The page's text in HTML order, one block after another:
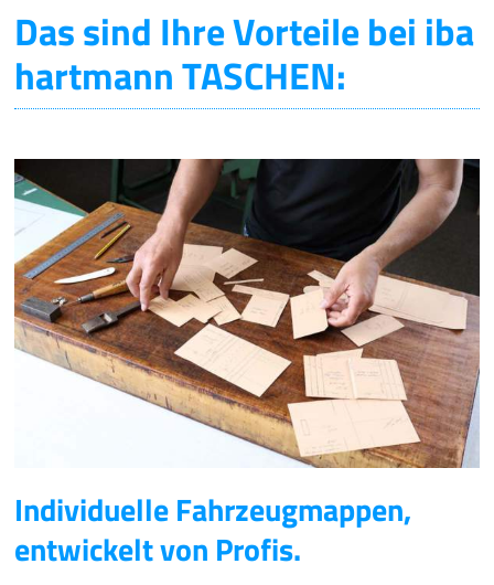
Das sind Ihre Vorteile bei iba
hartmann TASCHEN:
Individuelle Fahrzeugmappen,
entwickelt von Profis.